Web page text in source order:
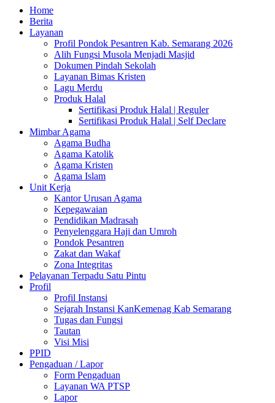
Home
Berita
Layanan
Profil Pondok Pesantren Kab. Semarang 2026
Alih Fungsi Musola Menjadi Masjid
Dokumen Pindah Sekolah
Layanan Bimas Kristen
Lagu Merdu
Produk Halal
Sertifikasi Produk Halal | Reguler
Sertifikasi Produk Halal | Self Declare
Mimbar Agama
Agama Budha
Agama Katolik
Agama Kristen
Agama Islam
Unit Kerja
Kantor Urusan Agama
Kepegawaian
Pendidikan Madrasah
Penyelenggara Haji dan Umroh
Pondok Pesantren
Zakat dan Wakaf
Zona Integritas
Pelayanan Terpadu Satu Pintu
Profil
Profil Instansi
Sejarah Instansi KanKemenag Kab Semarang
Tugas dan Fungsi
Tautan
Visi Misi
PPID
Pengaduan / Lapor
Form Pengaduan
Layanan WA PTSP
Lapor